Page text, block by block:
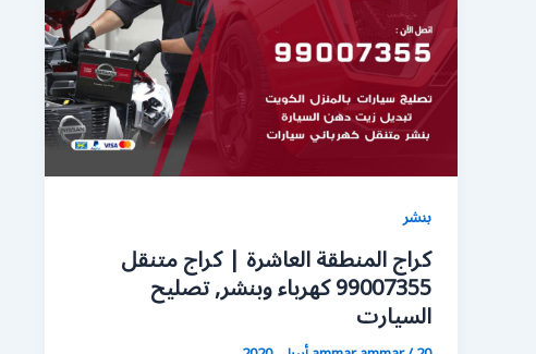
بنشر
كراج المنطقة العاشرة | كراج متنقل
99007355 كهرباء وبنشر, تصليح
السيارت